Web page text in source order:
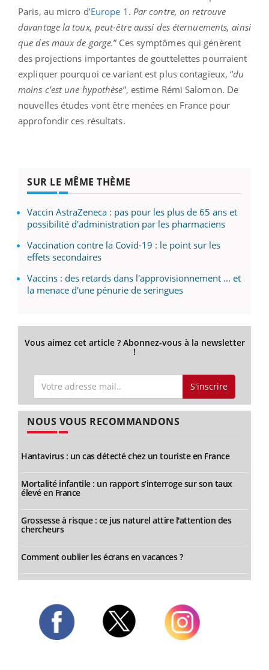
Paris, au micro d’Europe 1 . Par contre, on retrouve
davantage la toux, peut-être aussi des éternuements, ainsi
que des maux de gorge.” Ces symptômes qui génèrent
des projections importantes de gouttelettes pourraient
expliquer pourquoi ce variant est plus contagieux, “du
moins c’est une hypothèse”, estime Rémi Salomon. De
nouvelles études vont être menées en France pour
approfondir ces résultats.
SUR LE MÊME THÈME
Vaccin AstraZeneca : pas pour les plus de 65 ans et
possibilité d'administration par les pharmaciens
Vaccination contre la Covid-19 : le point sur les
effets secondaires
Vaccins : des retards dans l'approvisionnement ... et
la menace d'une pénurie de seringues
Vous aimez cet article ? Abonnez-vous à la newsletter
!
S'inscrire
NOUS VOUS RECOMMANDONS
Hantavirus : un cas détecté chez un touriste en France
Mortalité infantile : un rapport s’interroge sur son taux
élevé en France
Grossesse à risque : ce jus naturel attire l'attention des
chercheurs
Comment oublier les écrans en vacances ?